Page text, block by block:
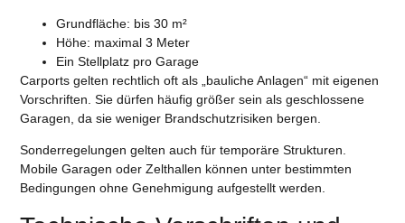
Grundfläche: bis 30 m²
Höhe: maximal 3 Meter
Ein Stellplatz pro Garage
Carports gelten rechtlich oft als „bauliche Anlagen“ mit eigenen
Vorschriften. Sie dürfen häufig größer sein als geschlossene
Garagen, da sie weniger Brandschutzrisiken bergen.
Sonderregelungen gelten auch für temporäre Strukturen.
Mobile Garagen oder Zelthallen können unter bestimmten
Bedingungen ohne Genehmigung aufgestellt werden.